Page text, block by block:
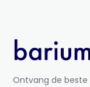
Ontvang de beste